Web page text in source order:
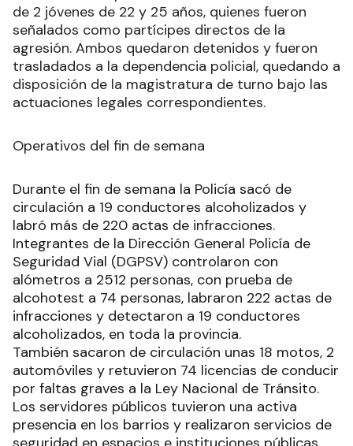
de 2 jóvenes de 22 y 25 años, quienes fueron
señalados como partícipes directos de la
agresión. Ambos quedaron detenidos y fueron
trasladados a la dependencia policial, quedando a
disposición de la magistratura de turno bajo las
actuaciones legales correspondientes.
Operativos del fin de semana
Durante el fin de semana la Policía sacó de
circulación a 19 conductores alcoholizados y
labró más de 220 actas de infracciones.
Integrantes de la Dirección General Policía de
Seguridad Vial (DGPSV) controlaron con
alómetros a 2512 personas, con prueba de
alcohotest a 74 personas, labraron 222 actas de
infracciones y detectaron a 19 conductores
alcoholizados, en toda la provincia.
También sacaron de circulación unas 18 motos, 2
automóviles y retuvieron 74 licencias de conducir
por faltas graves a la Ley Nacional de Tránsito.
Los servidores públicos tuvieron una activa
presencia en los barrios y realizaron servicios de